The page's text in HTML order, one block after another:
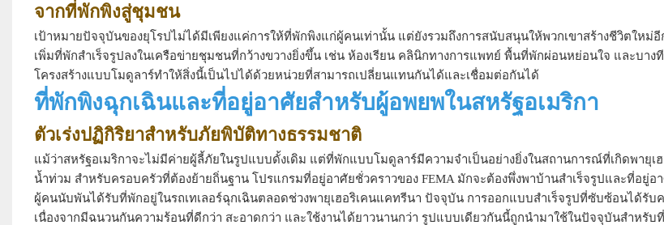
จากที่พักพิงสู่ชุมชน
เป้าหมายปัจจุบันของยุโรปไม่ได้มีเพียงแค่การให้ที่พักพิงแก่ผู้คนเท่านั้น แต่ยังรวมถึงการสนับสนุนให้พวกเขาสร้างชีวิตใหม่
เพิ่มที่พักสำเร็จรูปลงในเครือข่ายชุมชนที่กว้างขวางยิ่งขึ้น เช่น ห้องเรียน คลินิกทางการแพทย์ พื้นที่พักผ่อนหย่อนใจ และบาง
โครงสร้างแบบโมดูลาร์ทำให้สิ่งนี้เป็นไปได้ด้วยหน่วยที่สามารถเปลี่ยนแทนกันได้และเชื่อมต่อกันได้
ที่พักพิงฉุกเฉินและที่อยู่อาศัยสำหรับผู้อพยพในสหรัฐอเมริกา
ตัวเร่งปฏิกิริยาสำหรับภัยพิบัติทางธรรมชาติ
แม้ว่าสหรัฐอเมริกาจะไม่มีค่ายผู้ลี้ภัยในรูปแบบดั้งเดิม แต่ที่พักแบบโมดูลาร์มีความจำเป็นอย่างยิ่งในสถานการณ์ที่เกิดพายุเ
น้ำท่วม สำหรับครอบครัวที่ต้องย้ายถิ่นฐาน โปรแกรมที่อยู่อาศัยชั่วคราวของ FEMA มักจะต้องพึ่งพาบ้านสำเร็จรูปและที่อยู่อ
ผู้คนนับพันได้รับที่พักอยู่ในรถเทเลอร์ฉุกเฉินตลอดช่วงพายุเฮอริเคนแคทรีนา ปัจจุบัน การออกแบบสำเร็จรูปที่ซับซ้อนได้รั
เนื่องจากมีฉนวนกันความร้อนที่ดีกว่า สะอาดกว่า และใช้งานได้ยาวนานกว่า รูปแบบเดียวกันนี้ถูกนำมาใช้ในปัจจุบันสำหรั